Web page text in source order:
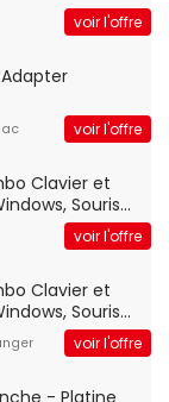
voir l'offre
Adapter
voir l'offre
Clavier et
Souris
USB Plug
Taille voir l'offre
Clavier et
Souris
USB Plug
Taille voir l'offre